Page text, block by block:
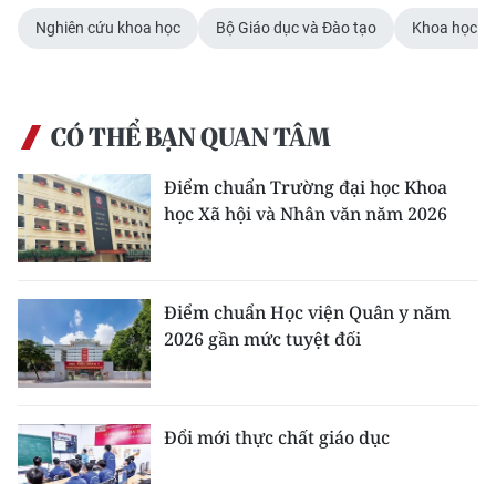
Nghiên cứu khoa học Bộ Giáo dục và Đào tạo Khoa học
CÓ THỂ BẠN QUAN TÂM
Điểm chuẩn Trường đại học Khoa
học Xã hội và Nhân văn năm 2026
Điểm chuẩn Học viện Quân y năm
2026 gần mức tuyệt đối
Đổi mới thực chất giáo dục